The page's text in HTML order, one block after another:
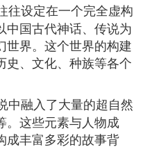
往设定在一个完全虚构
中国古代神话、传说为
世界。这个世界的构建
史、文化、种族等各个
中融入了大量的超自然
。这些元素与人物成
成丰富多彩的故事背